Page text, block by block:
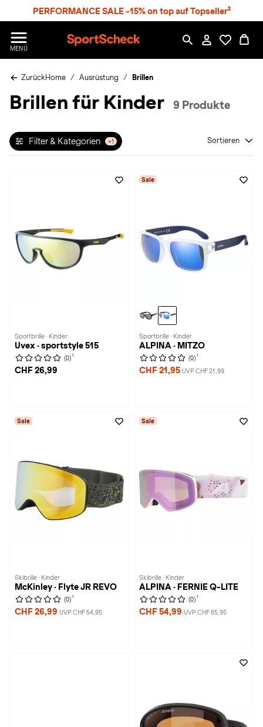
PERFORMANCE SALE -15% on top auf Topseller²
MENÜ
p
r
S
e
c
k
ZurückHome Ausrüstung Brillen
Brillen für Kinder 9 Produkte
Filter & Kategorien +1 Sortieren
Sportbrille · Kinder
Uvex · sportstyle 515
(0) 1
CHF 26,99
Sale
Sportbrille · Kinder
ALPINA · MITZO
(0) 1
CHF 21,95 UVP CHF 21,99
Sale
Skibrille · Kinder
McKinley · Flyte JR REVO
(0) 1
CHF 26,99 UVP CHF 54,95
Sale
Skibrille · Kinder
ALPINA · FERNIE Q-LITE
(0) 1
CHF 54,99 UVP CHF 65,95